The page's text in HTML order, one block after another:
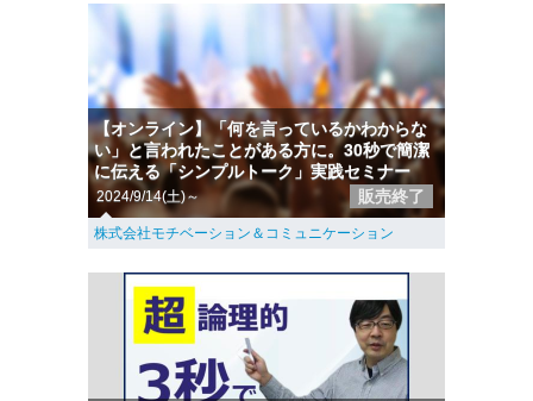
【オンライン】「何を言っているかわからな
い」と言われたことがある方に。30秒で簡潔
に伝える「シンプルトーク」実践セミナー
2024/9/14(土)～ 販売終了
株式会社モチベーション＆コミュニケーション